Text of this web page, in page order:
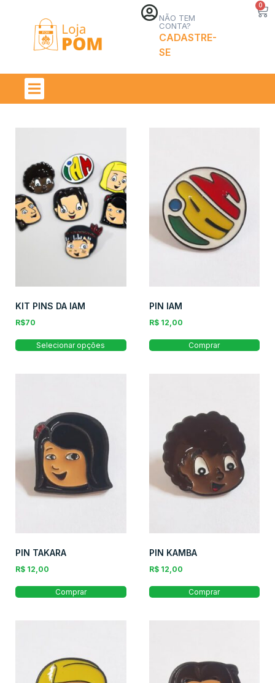
NÃO TEM
CONTA?
CADASTRE-
SE
0
KIT PINS DA IAM
R$70
Selecionar opções
PIN IAM
R$12,00
Comprar
PIN TAKARA
R$ 12,00
Comprar
PIN KAMBA
R$12,00
Comprar